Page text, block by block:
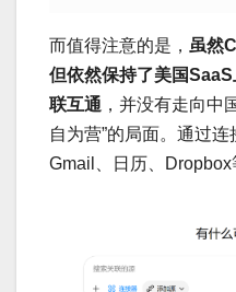
而值得注意的是， 虽然
但依然保持了美国
联互通 ，并没有走向中
自为营”的局面。通过
Gmail、日历、Dropbox